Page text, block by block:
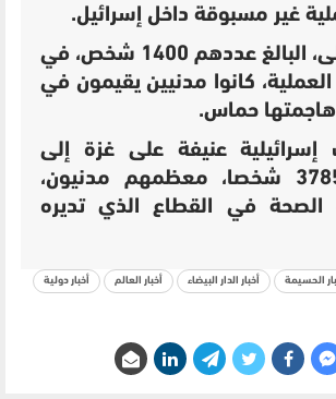
غير مسبوقة داخل إسرائيل.
ومعظم القتلى، البالغ عددهم 1400 شخص، في
العملية، كانوا مدنيين يقيمون في
حماس.
عنيفة على غزة إلى
مقتل نحو 3785 شخصا، معظمهم مدنيون،
الصحة في القطاع الذي تديره
الحسيمة أخبار الدار البيضاء أخبار العالم أخبار دولية